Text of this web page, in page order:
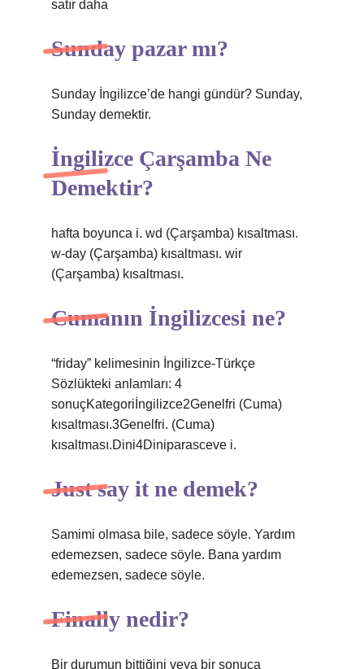
satır daha
Sunday pazar mı?
Sunday İngilizce’de hangi gündür? Sunday,
Sunday demektir.
İngilizce Çarşamba Ne
Demektir?
hafta boyunca i. wd (Çarşamba) kısaltması.
w-day (Çarşamba) kısaltması. wir
(Çarşamba) kısaltması.
Cumanın İngilizcesi ne?
“friday” kelimesinin İngilizce-Türkçe
Sözlükteki anlamları: 4
sonuçKategoriİngilizce2Genelfri (Cuma)
kısaltması.3Genelfri. (Cuma)
kısaltması.Dini4Diniparasceve i.
Just say it ne demek?
Samimi olmasa bile, sadece söyle. Yardım
edemezsen, sadece söyle. Bana yardım
edemezsen, sadece söyle.
Finally nedir?
Bir durumun bittiğini veya bir sonuca